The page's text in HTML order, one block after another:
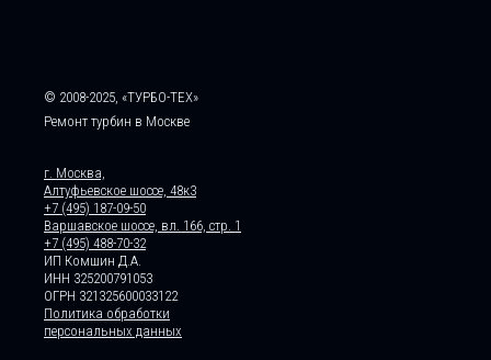
© 2008-2025, «ТУРБО-ТЕХ»
Ремонт турбин в Москве
г. Москва,
Алтуфьевское шоссе, 48к3
+7 (495) 187-09-50
Варшавское шоссе, вл. 166, стр. 1
+7 (495) 488-70-32
ИП Комшин Д.А.
ИНН 325200791053
ОГРН 321325600033122
Политика обработки
персональных данных